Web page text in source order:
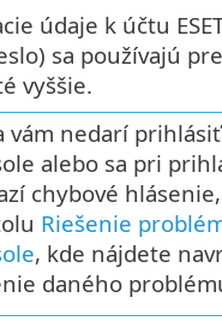
údaje k účtu
sa používajú
vyššie.
vám nedarí
alebo sa pri
chybové
Riešenie
, kde nájdete
daného